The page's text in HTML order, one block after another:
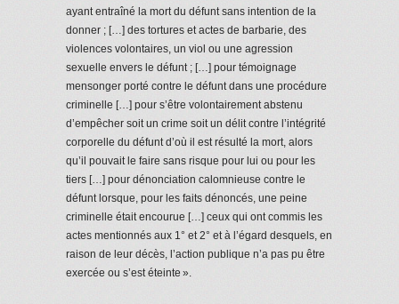
ayant entraîné la mort du défunt sans intention de la
donner ; […] des tortures et actes de barbarie, des
violences volontaires, un viol ou une agression
sexuelle envers le défunt ; […] pour témoignage
mensonger porté contre le défunt dans une procédure
criminelle […] pour s’être volontairement abstenu
d’empêcher soit un crime soit un délit contre l’intégrité
corporelle du défunt d’où il est résulté la mort, alors
qu’il pouvait le faire sans risque pour lui ou pour les
tiers […] pour dénonciation calomnieuse contre le
défunt lorsque, pour les faits dénoncés, une peine
criminelle était encourue […] ceux qui ont commis les
actes mentionnés aux 1° et 2° et à l’égard desquels, en
raison de leur décès, l’action publique n’a pas pu être
exercée ou s’est éteinte ».